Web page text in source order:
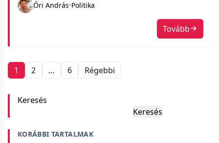
Őri András•Politika
Tovább
Bejegyzések
navigációja
1 2 … 6 Régebbi
Keresés
Keresés
KORÁBBI TARTALMAK